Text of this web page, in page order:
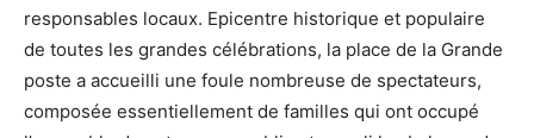
responsables locaux. Epicentre historique et populaire
de toutes les grandes célébrations, la place de la Grande
poste a accueilli une foule nombreuse de spectateurs,
composée essentiellement de familles qui ont occupé